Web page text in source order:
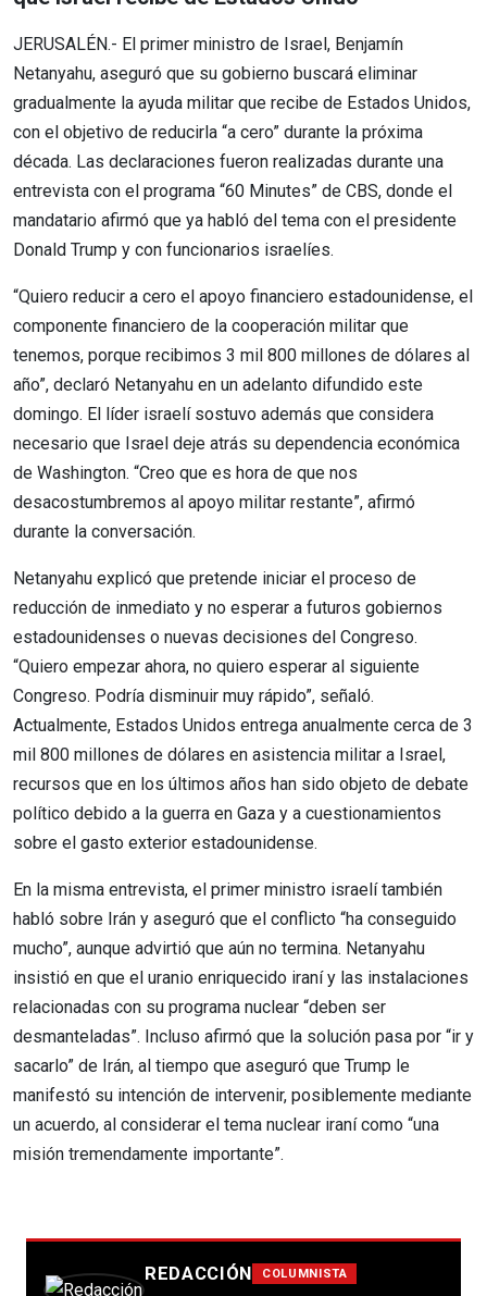
JERUSALÉN.- El primer ministro de Israel, Benjamín
Netanyahu, aseguró que su gobierno buscará eliminar
gradualmente la ayuda militar que recibe de Estados Unidos,
con el objetivo de reducirla “a cero” durante la próxima
década. Las declaraciones fueron realizadas durante una
entrevista con el programa “60 Minutes” de CBS, donde el
mandatario afirmó que ya habló del tema con el presidente
Donald Trump y con funcionarios israelíes.
“Quiero reducir a cero el apoyo financiero estadounidense, el
componente financiero de la cooperación militar que
tenemos, porque recibimos 3 mil 800 millones de dólares al
año”, declaró Netanyahu en un adelanto difundido este
domingo. El líder israelí sostuvo además que considera
necesario que Israel deje atrás su dependencia económica
de Washington. “Creo que es hora de que nos
desacostumbremos al apoyo militar restante”, afirmó
durante la conversación.
Netanyahu explicó que pretende iniciar el proceso de
reducción de inmediato y no esperar a futuros gobiernos
estadounidenses o nuevas decisiones del Congreso.
“Quiero empezar ahora, no quiero esperar al siguiente
Congreso. Podría disminuir muy rápido”, señaló.
Actualmente, Estados Unidos entrega anualmente cerca de 3
mil 800 millones de dólares en asistencia militar a Israel,
recursos que en los últimos años han sido objeto de debate
político debido a la guerra en Gaza y a cuestionamientos
sobre el gasto exterior estadounidense.
En la misma entrevista, el primer ministro israelí también
habló sobre Irán y aseguró que el conflicto “ha conseguido
mucho”, aunque advirtió que aún no termina. Netanyahu
insistió en que el uranio enriquecido iraní y las instalaciones
relacionadas con su programa nuclear “deben ser
desmanteladas”. Incluso afirmó que la solución pasa por “ir y
sacarlo” de Irán, al tiempo que aseguró que Trump le
manifestó su intención de intervenir, posiblemente mediante
un acuerdo, al considerar el tema nuclear iraní como “una
misión tremendamente importante”.
REDACCIÓN COLUMNISTA